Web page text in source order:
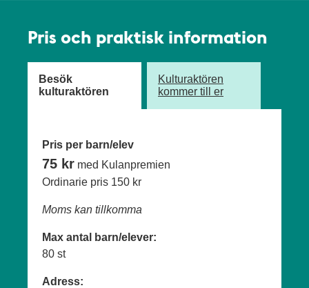
Pris och praktisk information
Besök
kulturaktören
Kulturaktören
kommer till er
Pris per barn/elev
75 kr med Kulanpremien
Ordinarie pris 150 kr
Moms kan tillkomma
Max antal barn/elever:
80 st
Adress: